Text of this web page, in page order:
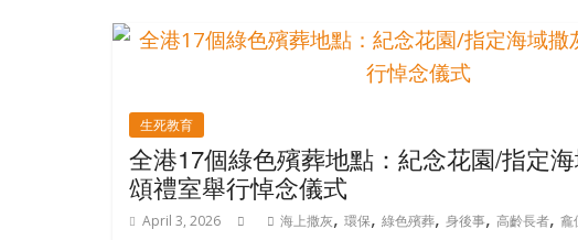
銀
享
共
樂
共
創
生死教育
全港17個綠色殯葬地點：紀念花園/指定
頌禮室舉行悼念儀式
April 3, 2026 海上撒灰, 環保, 綠色殯葬, 身後事, 高齡長者, 龕